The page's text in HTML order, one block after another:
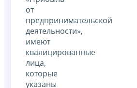
от
предпринимательской
деятельности»,
имеют
квалицированные
лица,
которые
указаны